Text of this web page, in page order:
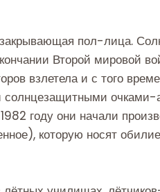
пол-лица.
Второй мировой
взлетела и с того
году они начали
которую носят